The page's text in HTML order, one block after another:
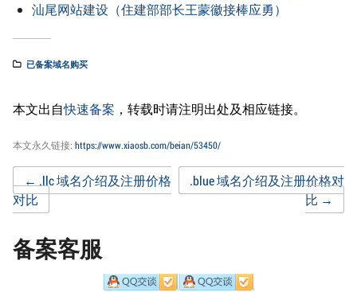
汕尾网站建设（住建部部长王蒙徽接棒应勇）
已备案域名购买
本文出自快速备案 ，转载时请注明出处及相应链接。
本文永久链接: https://www.xiaosb.com/beian/53450/
Post
navigation
← .llc 域名介绍及注册价格
对比
.blue 域名介绍及注册价格对
比→
备案客服